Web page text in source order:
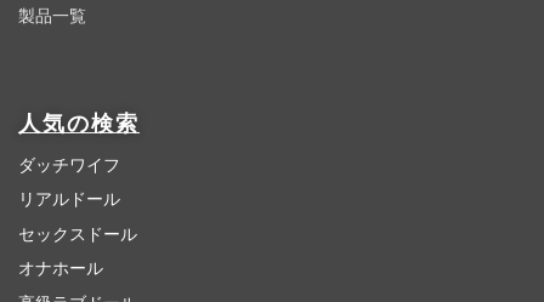
製品一覧
人気の検索
ダッチワイフ
リアルドール
セックスドール
オナホール